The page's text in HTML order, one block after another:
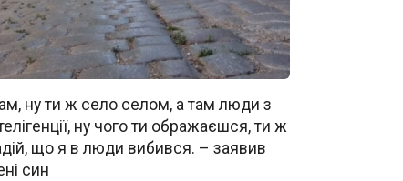
ну ти ж село селом, а там люди з
ну чого ти ображаєшся, ти ж
що я в люди вибився. – заявив
син